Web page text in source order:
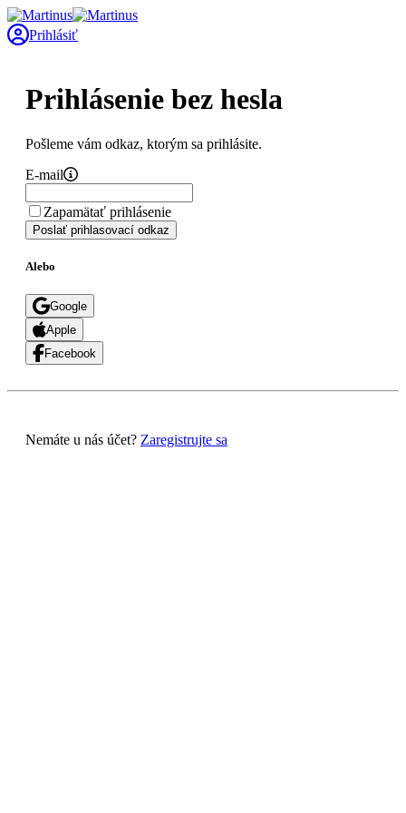
Prihlásiť
Prihlásenie bez hesla
Pošleme vám odkaz, ktorým sa prihlásite.
E-mail
Zapamätať prihlásenie
Poslať prihlasovací odkaz
Alebo
Google
Apple
Facebook
Nemáte u nás účet? Zaregistrujte sa